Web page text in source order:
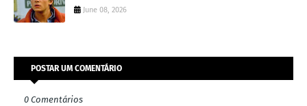
June 08, 2026
POSTAR UM COMENTÁRIO
0 Comentários